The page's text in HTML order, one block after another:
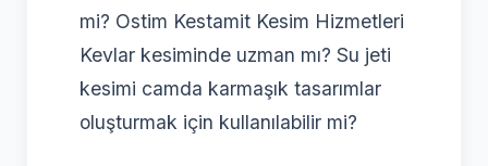
mi? Ostim Kestamit Kesim Hizmetleri
Kevlar kesiminde uzman mı? Su jeti
kesimi camda karmaşık tasarımlar
oluşturmak için kullanılabilir mi?